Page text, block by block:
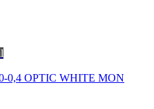
0,4 OPTIC WHITE MON